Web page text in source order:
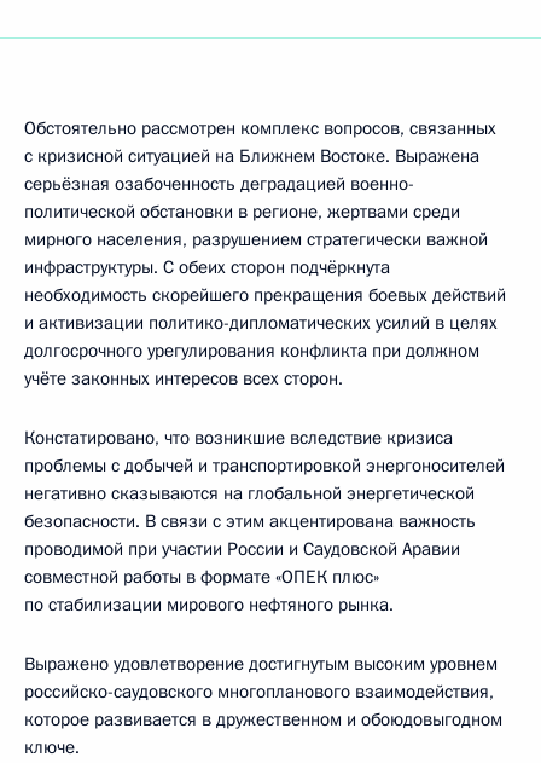
Обстоятельно рассмотрен комплекс вопросов, связанных
с кризисной ситуацией на Ближнем Востоке. Выражена
серьёзная озабоченность деградацией военно-
политической обстановки в регионе, жертвами среди
мирного населения, разрушением стратегически важной
инфраструктуры. С обеих сторон подчёркнута
необходимость скорейшего прекращения боевых действий
и активизации политико-дипломатических усилий в целях
долгосрочного урегулирования конфликта при должном
учёте законных интересов всех сторон.
Констатировано, что возникшие вследствие кризиса
проблемы с добычей и транспортировкой энергоносителей
негативно сказываются на глобальной энергетической
безопасности. В связи с этим акцентирована важность
проводимой при участии России и Саудовской Аравии
совместной работы в формате «ОПЕК плюс»
по стабилизации мирового нефтяного рынка.
Выражено удовлетворение достигнутым высоким уровнем
российско-саудовского многопланового взаимодействия,
которое развивается в дружественном и обоюдовыгодном
ключе.